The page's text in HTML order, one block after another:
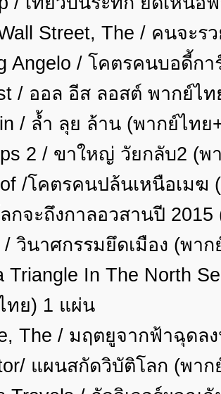
Street, The / คนจะ
Angelo / โคตรคนบอดี้กา
/ ออล อีส ลอสต์ พากย์ไ
/ ล้ำ ลุย ล้าน (พากย์ไทย
2 / ขาใหญ่ วัยกลับ2 (พ
/โคตรคนปล้นเหนือเมฆ
กจะถึงกาลอวสานปี
/ วินาศกรรมยึดเมือง (พา
Triangle In The North
ทย) 1 แผ่น
The / มฤตยูจากฟ้าฉุด
แผนสกัดวิบัติโลก (พา